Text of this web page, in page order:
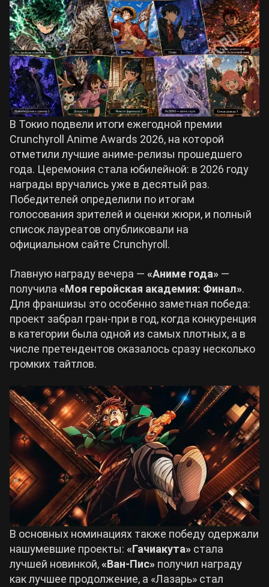
Crimson Desert
Zenless Zone Zero
Kingdom Come: Deliverance 2
Path of Exile 2
Wuthering Waves
Roblox
Cyberpunk 2077
Все игры
Билды Arknights: Endfield
Билды Wuthering Waves
Билды Cyberpunk 2077
Билды Path of Exile 2
В Токио подвели итоги ежегодной премии
Crunchyroll Anime Awards 2026, на которой
отметили лучшие аниме-релизы прошедшего
года. Церемония стала юбилейной: в 2026 году
награды вручались уже в десятый раз.
Победителей определили по итогам
голосования зрителей и оценки жюри, и полный
список лауреатов опубликовали на
официальном сайте Crunchyroll.
Главную награду вечера — «Аниме года» —
получила «Моя геройская академия: Финал».
Для франшизы это особенно заметная победа:
проект забрал гран-при в год, когда конкуренция
в категории была одной из самых плотных, а в
числе претендентов оказалось сразу несколько
громких тайтлов.
В основных номинациях также победу одержали
нашумевшие проекты: «Гачиакута» стала
лучшей новинкой,«Ван-Пис» получил награду
как лучшее продолжение, а «Лазарь» стал